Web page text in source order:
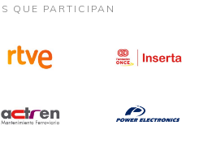
QUE PARTICIPAN